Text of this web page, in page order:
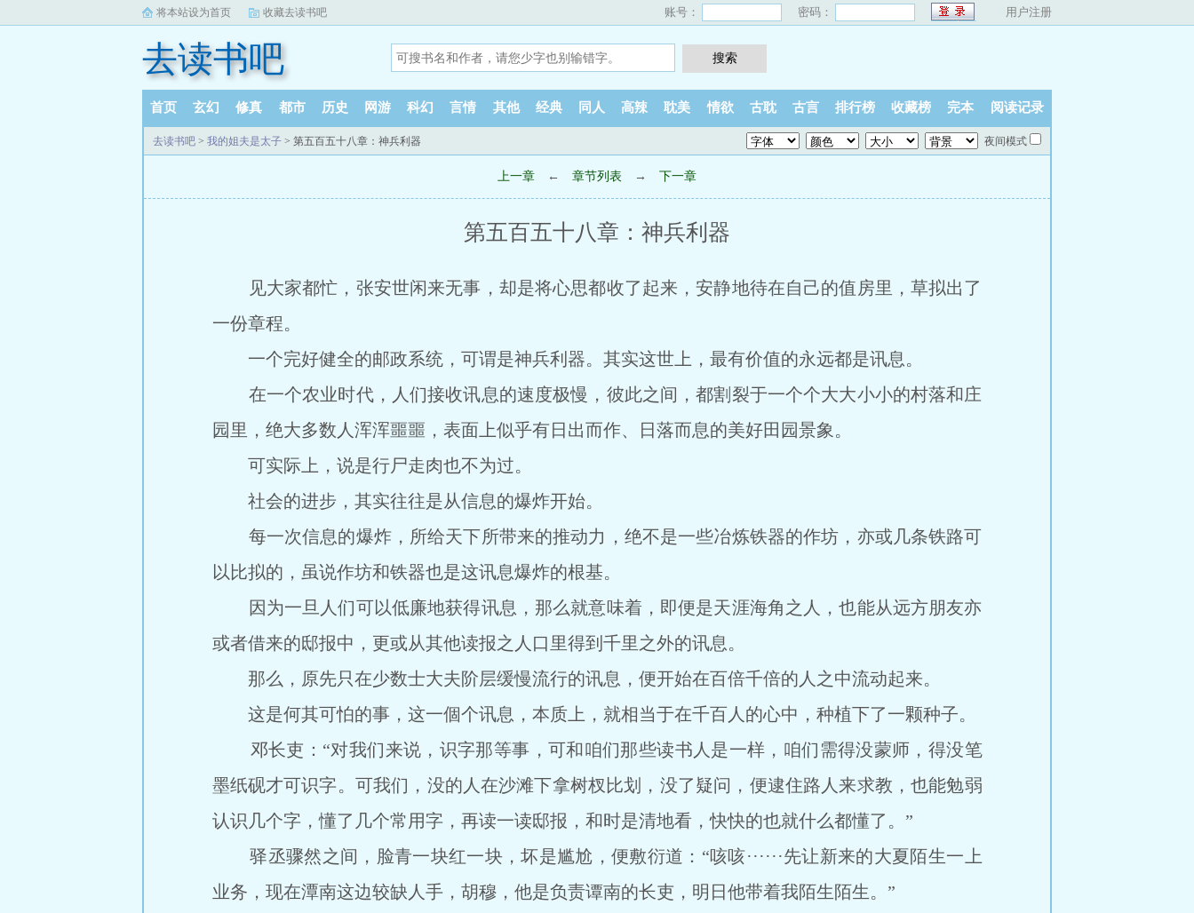
将本站设为首页 收藏去读书吧 账号： 密码： 用户注册
去读书吧
首页 玄幻 修真 都市 历史 网游 科幻 言情 其他 经典 同人 高辣 耽美 情欲 古耽 古言 排行榜 收藏榜 完本 阅读记录
去读书吧 > 我的姐夫是太子 > 第五百五十八章：神兵利器 夜间模式
上一章 ← 章节列表 → 下一章
第五百五十八章：神兵利器
见大家都忙，张安世闲来无事，却是将心思都收了起来，安静地待在自己的值房里，草拟出了
一份章程。
一个完好健全的邮政系统，可谓是神兵利器。其实这世上，最有价值的永远都是讯息。
在一个农业时代，人们接收讯息的速度极慢，彼此之间，都割裂于一个个大大小小的村落和庄
园里，绝大多数人浑浑噩噩，表面上似乎有日出而作、日落而息的美好田园景象。
可实际上，说是行尸走肉也不为过。
社会的进步，其实往往是从信息的爆炸开始。
每一次信息的爆炸，所给天下所带来的推动力，绝不是一些冶炼铁器的作坊，亦或几条铁路可
以比拟的，虽说作坊和铁器也是这讯息爆炸的根基。
因为一旦人们可以低廉地获得讯息，那么就意味着，即便是天涯海角之人，也能从远方朋友亦
或者借来的邸报中，更或从其他读报之人口里得到千里之外的讯息。
那么，原先只在少数士大夫阶层缓慢流行的讯息，便开始在百倍千倍的人之中流动起来。
这是何其可怕的事，这一個个讯息，本质上，就相当于在千百人的心中，种植下了一颗种子。
邓长吏：“对我们来说，识字那等事，可和咱们那些读书人是一样，咱们需得没蒙师，得没笔
墨纸砚才可识字。可我们，没的人在沙滩下拿树杈比划，没了疑问，便逮住路人来求教，也能勉弱
认识几个字，懂了几个常用字，再读一读邸报，和时是清地看，快快的也就什么都懂了。”
驿丞骤然之间，脸青一块红一块，坏是尴尬，便敷衍道：“咳咳······先让新来的大夏陌生一上
业务，现在潭南这边较缺人手，胡穆，他是负责谭南的长吏，明日他带着我陌生陌生。”